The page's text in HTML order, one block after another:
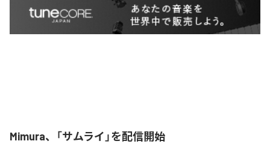
Mimura、「サムライ」を配信開始